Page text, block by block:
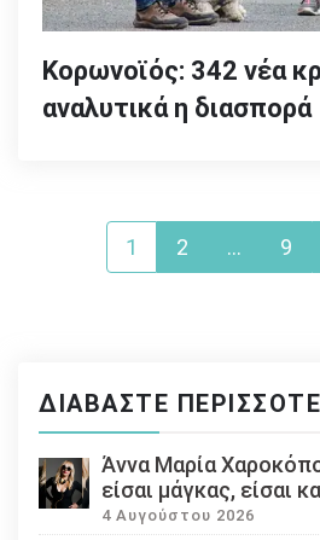
Κορωνοϊός: 342 νέα
αναλυτικά η διασπορά
Σελιδοποίηση
άρθρων
1 2 … 9
ΔΙΑΒΆΣΤΕ
Άννα Μαρία
είσαι μάγκας, είσαι
4 Αυγούστου 2026